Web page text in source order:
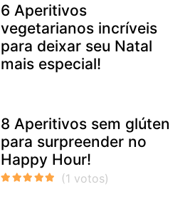
6 Aperitivos
vegetarianos incríveis
para deixar seu Natal
mais especial!
8 Aperitivos sem glúten
para surpreender no
Happy Hour!